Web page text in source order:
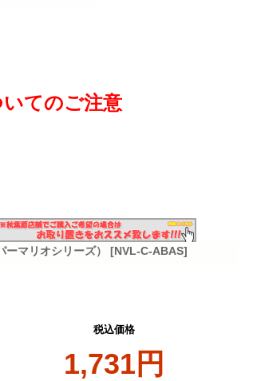
いてのご注意
ーマリオシリーズ） [NVL-C-ABAS]
税込価格
1,731円